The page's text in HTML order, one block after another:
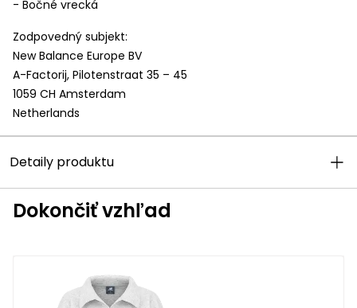
- Bočné vrecká
Zodpovedný subjekt:
New Balance Europe BV
A-Factorij, Pilotenstraat 35 – 45
1059 CH Amsterdam
Netherlands
Detaily produktu
Dokončiť vzhľad